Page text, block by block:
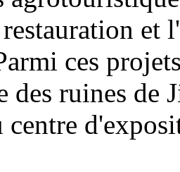
et
ces
des ruines de
centre